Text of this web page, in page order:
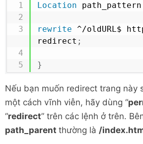
Location path_pattern
rewrite ^/oldURL$
redirect ;
}
Nếu bạn muốn redirect trang này
một cách vĩnh viễn, hãy dùng “
“redirect” trên các lệnh ở trên.
path_parent thường là /